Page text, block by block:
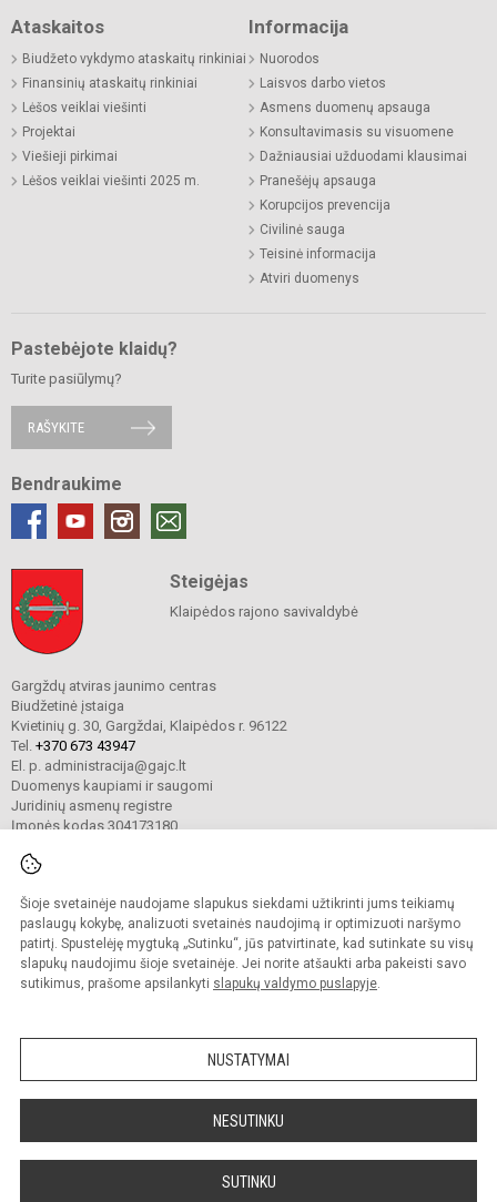
Šioje svetainėje naudojame slapukus siekdami užtikrinti jums teikiamų
paslaugų kokybę, analizuoti svetainės naudojimą ir optimizuoti naršymo
patirtį. Spustelėję mygtuką „Sutinku“, jūs patvirtinate, kad sutinkate su visų
slapukų naudojimu šioje svetainėje. Jei norite atšaukti arba pakeisti savo
sutikimus, prašome apsilankyti slapukų valdymo puslapyje.
NUSTATYMAI
NESUTINKU
SUTINKU
Ataskaitos
Biudžeto vykdymo ataskaitų rinkiniai
Finansinių ataskaitų rinkiniai
Lėšos veiklai viešinti
Projektai
Viešieji pirkimai
Lėšos veiklai viešinti 2025 m.
Informacija
Nuorodos
Laisvos darbo vietos
Asmens duomenų apsauga
Konsultavimasis su visuomene
Dažniausiai užduodami klausimai
Pranešėjų apsauga
Korupcijos prevencija
Civilinė sauga
Teisinė informacija
Atviri duomenys
Pastebėjote klaidų?
Turite pasiūlymų?
RAŠYKITE
Bendraukime
Steigėjas
Klaipėdos rajono savivaldybė
Gargždų atviras jaunimo centras
Biudžetinė įstaiga
Kvietinių g. 30, Gargždai, Klaipėdos r. 96122
Tel. +370 673 43947
El. p. administracija@gajc.lt
Duomenys kaupiami ir saugomi
Juridinių asmenų registre
Įmonės kodas 304173180
© 2024. Gargždų atviras jaunimo centras. Visos teisės saugomos.
Kopijuoti turinį be raštiško įstaigos administracijos sutikimo griežtai draudžiama.
Prieinamumo paraiška Slapukų valdymas
Sumanus būdas atnaujinti